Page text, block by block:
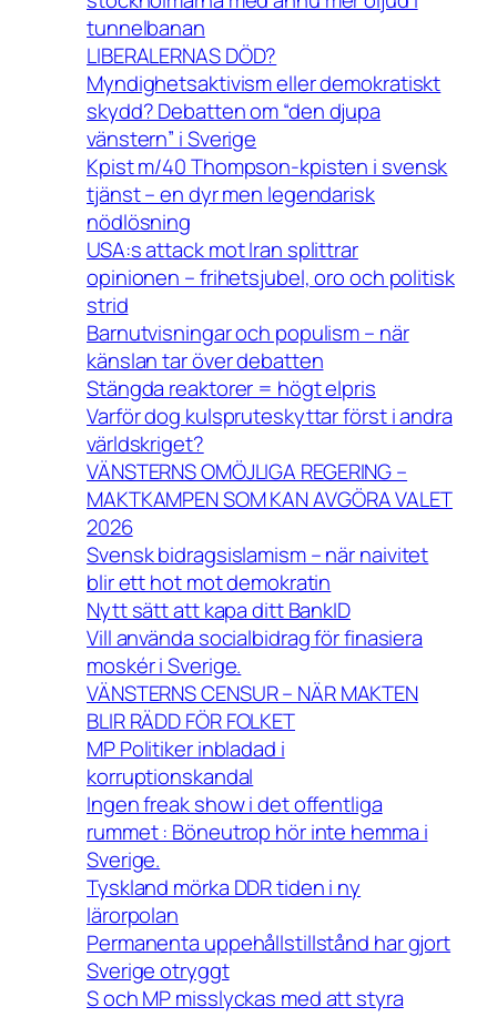
tunnelbanan
LIBERALERNAS DÖD?
Myndighetsaktivism eller demokratiskt
skydd? Debatten om “den djupa
vänstern” i Sverige
Kpist m/40 Thompson-kpisten i svensk
tjänst – en dyr men legendarisk
nödlösning
USA:s attack mot Iran splittrar
opinionen – frihetsjubel, oro och politisk
strid
Barnutvisningar och populism – när
känslan tar över debatten
Stängda reaktorer = högt elpris
Varför dog kulspruteskyttar först i andra
världskriget?
VÄNSTERNS OMÖJLIGA REGERING –
MAKTKAMPEN SOM KAN AVGÖRA VALET
2026
Svensk bidragsislamism – när naivitet
blir ett hot mot demokratin
Nytt sätt att kapa ditt BankID
Vill använda socialbidrag för finasiera
moskér i Sverige.
VÄNSTERNS CENSUR – NÄR MAKTEN
BLIR RÄDD FÖR FOLKET
MP Politiker inbladad i
korruptionskandal
Ingen freak show i det offentliga
rummet : Böneutrop hör inte hemma i
Sverige.
Tyskland mörka DDR tiden i ny
lärorpolan
Permanenta uppehållstillstånd har gjort
Sverige otryggt
S och MP misslyckas med att styra